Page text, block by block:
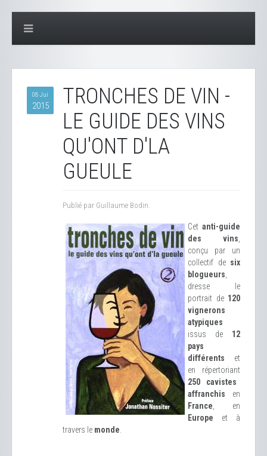
08 Jui
2015
TRONCHES DE VIN -
LE GUIDE DES VINS
QU'ONT D'LA
GUEULE
Publié par Guillaume Bodin.
Cet anti-guide
des vins
conçu par un
collectif de six
blogueurs
dresse le
portrait de 120
vignerons
atypiques
issus de 12
pays
différents et
en répertoriant
250 cavistes
affranchis en
France , en
Europe et à
travers le monde